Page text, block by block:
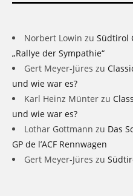
Norbert Lowin zu Südtirol
„Rallye der Sympathie“
Gert Meyer-Jüres zu
und wie war es?
Karl Heinz Münter zu
und wie war es?
Lothar Gottmann zu Das
GP de l’ACF Rennwagen
Gert Meyer-Jüres zu